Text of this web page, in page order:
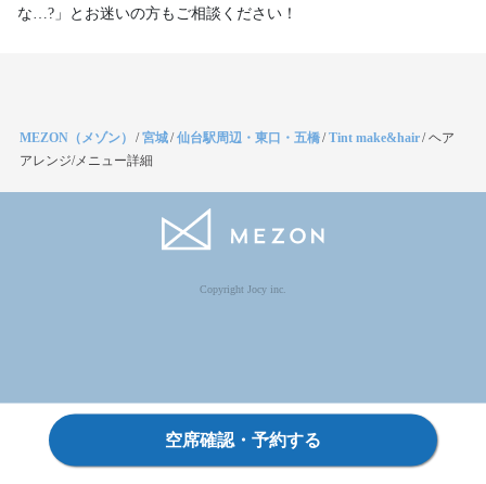
な…?」とお迷いの方もご相談ください！
MEZON（メゾン） /宮城/仙台駅周辺・東口・五橋/Tint make&hair/ヘア
アレンジ/メニュー詳細
Copyright Jocy inc.
空席確認・予約する